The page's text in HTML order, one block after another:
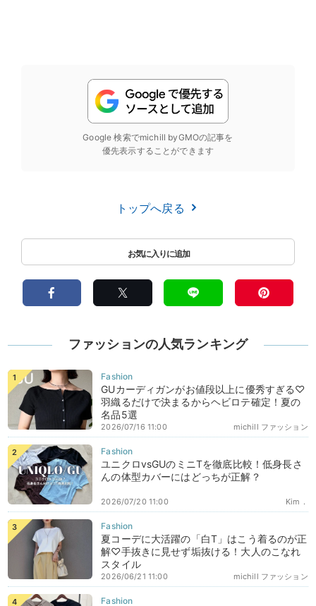
Google 検索でmichill byGMOの記事を
優先表示することができます
トップへ戻る
ファッションの人気ランキング
GUカーディガンがお値段以上に優秀すぎる♡
羽織るだけで決まるからヘビロテ確定！夏の
名品5選
michill ファッション
2026/07/16 11:00
ユニクロvsGUのミニTを徹底比較！低身長さ
んの体型カバーにはどっちが正解？
Kim．
2026/07/20 11:00
夏コーデに大活躍の「白T」はこう着るのが正
解♡手抜きに見せず垢抜ける！大人のこなれ
スタイル
michill ファッション
2026/06/21 11:00